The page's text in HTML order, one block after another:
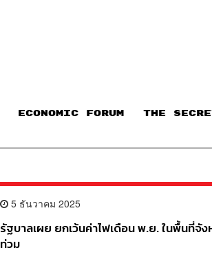
ECONOMIC FORUM THE
5 ธันวาคม 2025
รัฐบาลเผย ยกเว้นค่าไฟเดือน พ.ย. ในพื้นที่จั
ท่วม